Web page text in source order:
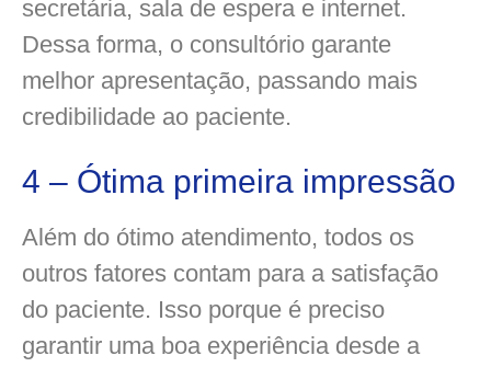
secretária, sala de espera e internet.
Dessa forma, o consultório garante
melhor apresentação, passando mais
credibilidade ao paciente.
4 – Ótima primeira impressão
Além do ótimo atendimento, todos os
outros fatores contam para a satisfação
do paciente. Isso porque é preciso
garantir uma boa experiência desde a